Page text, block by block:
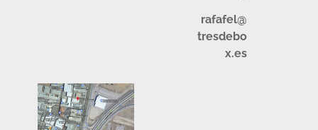
rafafel@
tresdebo
x.es